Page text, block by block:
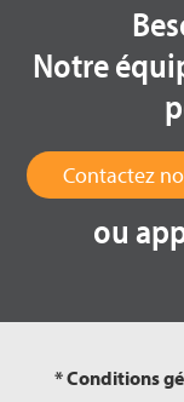
Notre
Contactez
ou
* Conditions